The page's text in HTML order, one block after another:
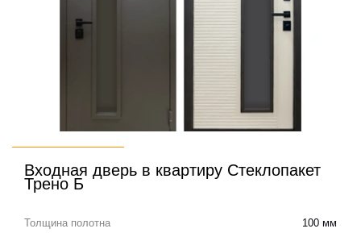
Входная дверь в квартиру Стеклопакет
Трено Б
Толщина полотна 100 мм